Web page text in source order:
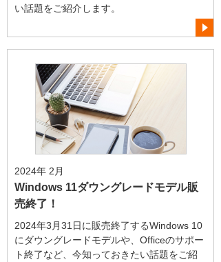
い話題をご紹介します。
2024年 2月
Windows 11ダウングレードモデル販
売終了！
2024年3月31日に販売終了するWindows 10
にダウングレードモデルや、Officeのサポー
ト終了など、今知っておきたい話題をご紹